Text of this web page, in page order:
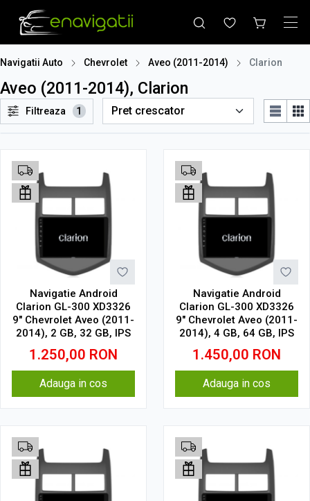
Navigatii Auto Chevrolet Aveo (2011-2014) Clarion
Aveo (2011-2014), Clarion
Filtreaza 1
Navigatie Android
Clarion GL-300 XD3326
9" Chevrolet Aveo (2011-
2014), 2 GB, 32 GB, IPS
1.250,00 RON
Adauga in cos
Navigatie Android
Clarion GL-300 XD3326
9" Chevrolet Aveo (2011-
2014), 4 GB, 64 GB, IPS
1.450,00 RON
Adauga in cos